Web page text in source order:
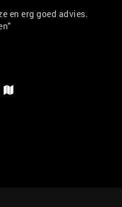
en erg goed advies.